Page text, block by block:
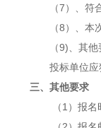
（7）、符
（8）、本
（9)、其他
投标单位
三、其他要求
（1）报名